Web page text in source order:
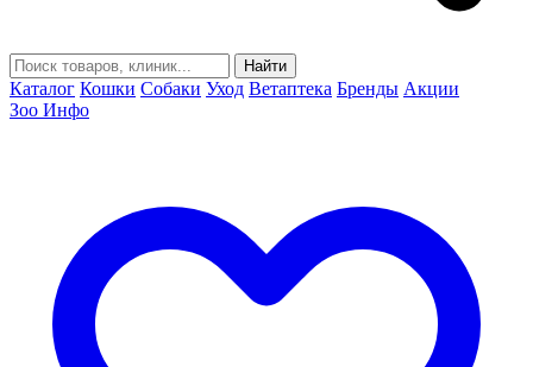
Найти
Каталог Кошки Собаки Уход Ветаптека Бренды Акции
Зоо Инфо